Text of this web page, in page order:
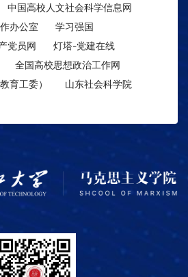
中国高校人文社会科学信息网
办公室
学习强国
党员网
灯塔-党建在线
全国高校思想政治工作网
育工委）
山东社会科学院